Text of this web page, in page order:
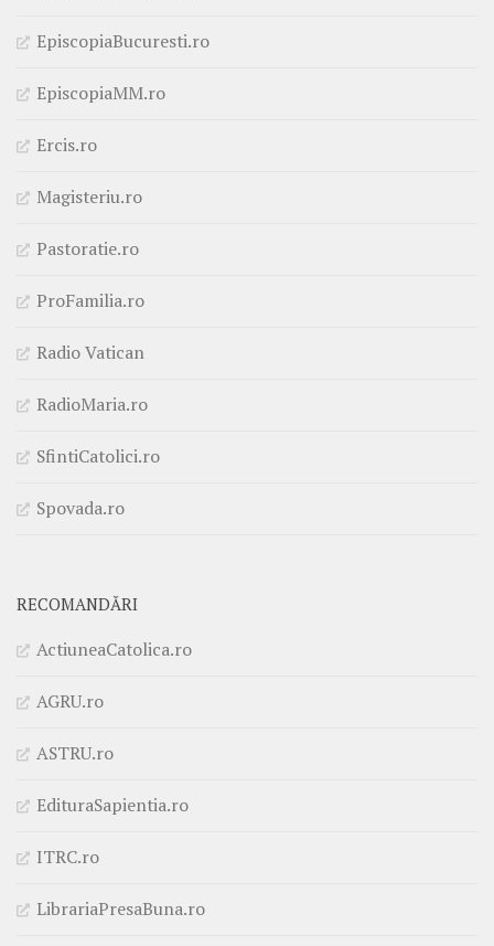
EpiscopiaBucuresti.ro
EpiscopiaMM.ro
Ercis.ro
Magisteriu.ro
Pastoratie.ro
ProFamilia.ro
Radio Vatican
RadioMaria.ro
SfintiCatolici.ro
Spovada.ro
RECOMANDĂRI
ActiuneaCatolica.ro
AGRU.ro
ASTRU.ro
EdituraSapientia.ro
ITRC.ro
LibrariaPresaBuna.ro